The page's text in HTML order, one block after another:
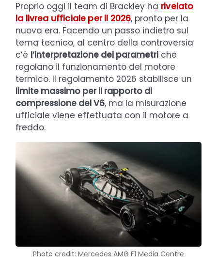
Proprio oggi il team di Brackley ha rivelato
la livrea ufficiale per il 2026, pronto per la
nuova era. Facendo un passo indietro sul
tema tecnico, al centro della controversia
c’è l’interpretazione dei parametri che
regolano il funzionamento del motore
termico. Il regolamento 2026 stabilisce un
limite massimo per il rapporto di
compressione del V6, ma la misurazione
ufficiale viene effettuata con il motore a
freddo.
Photo credit: Mercedes AMG F1 Media Centre